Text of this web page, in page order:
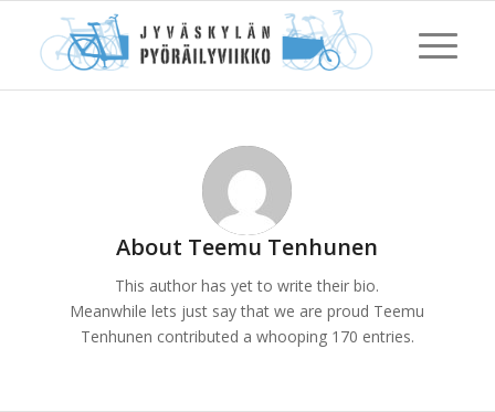
About Teemu Tenhunen
This author has yet to write their bio.
Meanwhile lets just say that we are proud Teemu
Tenhunen contributed a whooping 170 entries.